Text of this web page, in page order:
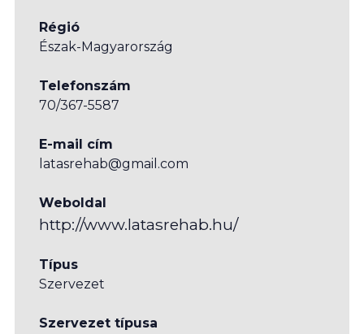
Régió
Észak-Magyarország
Telefonszám
70/367-5587
E-mail cím
latasrehab@gmail.com
Weboldal
http://www.latasrehab.hu/
Típus
Szervezet
Szervezet típusa